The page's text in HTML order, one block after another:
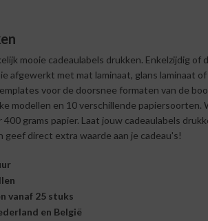
mooie cadeaulabels drukken. Enkelzijdig of
afgewerkt met mat laminaat, glans laminaat
voor de doorsnee formaten van de
modellen en 10 verschillende papiersoorten.
grams papier. Laat jouw cadeaulabels
geef direct extra waarde aan je cadeau's!
vanaf 25 stuks
en België